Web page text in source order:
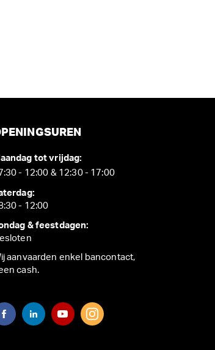
tot vrijdag:
- 12:00 & 12:30 - 17:00
- 12:00
& feestdagen:
aanvaarden enkel bancontact,
cash.